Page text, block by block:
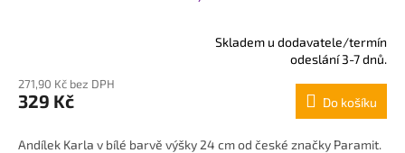
produktu
je
z
Skladem u dodavatele/termín
odeslání 3-7 dnů.
271,90 Kč bez DPH
329 Kč Do košíku
Andílek Karla v bílé barvě výšky 24 cm od české značky Paramit.